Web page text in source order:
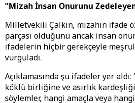
"Mizah İnsan Onurunu
Milletvekili Çalkın, mizahın ifade
parçası olduğunu ancak insan
ifadelerin hiçbir gerekçeyle
vurguladı.
Açıklamasında şu ifadeler yer
köklü birliğine ve asırlık
söylemler, hangi amaçla veya